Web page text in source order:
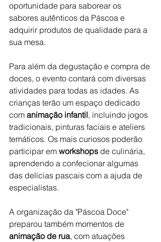
oportunidade para saborear os
sabores autênticos da Páscoa e
adquirir produtos de qualidade para a
sua mesa.
Para além da degustação e compra de
doces, o evento contará com diversas
atividades para todas as idades. As
crianças terão um espaço dedicado
com animação infantil, incluindo jogos
tradicionais, pinturas faciais e ateliers
temáticos. Os mais curiosos poderão
participar em workshops de culinária,
aprendendo a confecionar algumas
das delícias pascais com a ajuda de
especialistas.
A organização da "Páscoa Doce"
preparou também momentos de
animação de rua, com atuações